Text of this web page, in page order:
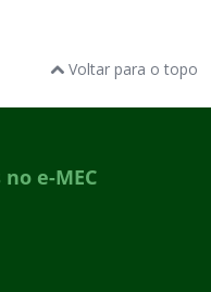
Voltar para o topo
e-MEC